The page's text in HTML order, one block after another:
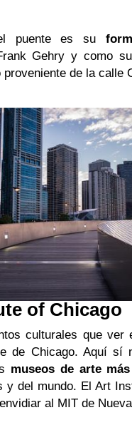
puente es su
Gehry y como
de la calle
of Chicago
culturales que ver
de Chicago. Aquí sí
museos de arte
y del mundo. El Art
al MIT de